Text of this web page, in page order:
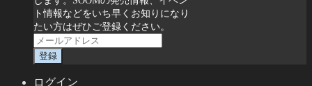
ト情報などをいち早くお知りになり
たい方はぜひご登録ください。
ログイン